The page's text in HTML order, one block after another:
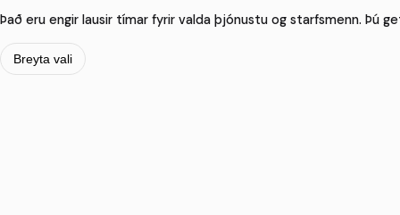
Það eru engir lausir tímar fyrir valda þjónustu og starfsmenn. Þú
Breyta vali